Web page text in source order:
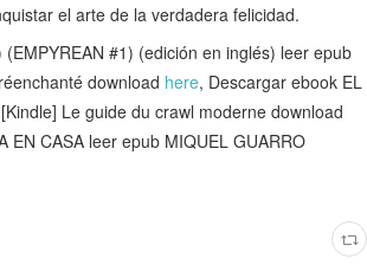
el arte de la verdadera felicidad.
#1) (edición en inglés) leer epub
download here, Descargar ebook EL
Le guide du crawl moderne download
EN CASA leer epub MIQUEL GUARRO